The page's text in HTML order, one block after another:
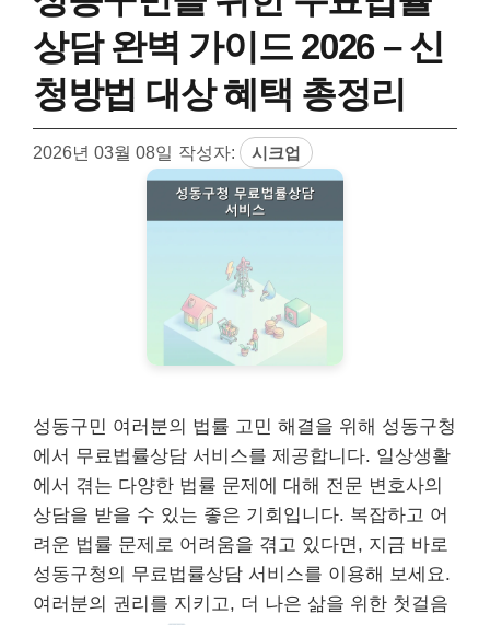
상담 완벽 가이드 2026 – 신
청방법 대상 혜택 총정리
2026년 03월 08일 작성자: 시크업
성동구민 여러분의 법률 고민 해결을 위해 성동구청
에서 무료법률상담 서비스를 제공합니다. 일상생활
에서 겪는 다양한 법률 문제에 대해 전문 변호사의
상담을 받을 수 있는 좋은 기회입니다. 복잡하고 어
려운 법률 문제로 어려움을 겪고 있다면, 지금 바로
성동구청의 무료법률상담 서비스를 이용해 보세요.
여러분의 권리를 지키고, 더 나은 삶을 위한 첫걸음